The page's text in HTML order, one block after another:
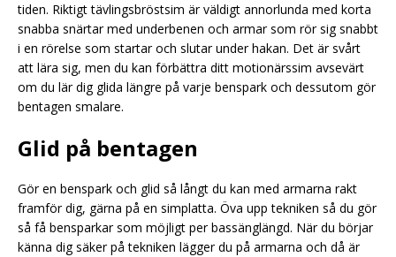
tiden. Riktigt tävlingsbröstsim är väldigt annorlunda med korta
snabba snärtar med underbenen och armar som rör sig snabbt
i en rörelse som startar och slutar under hakan. Det är svårt
att lära sig, men du kan förbättra ditt motionärssim avsevärt
om du lär dig glida längre på varje benspark och dessutom gör
bentagen smalare.
Glid på bentagen
Gör en benspark och glid så långt du kan med armarna rakt
framför dig, gärna på en simplatta. Öva upp tekniken så du gör
så få bensparkar som möjligt per bassänglängd. När du börjar
känna dig säker på tekniken lägger du på armarna och då är